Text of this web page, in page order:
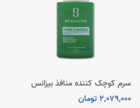
سرم کوچک کننده منافذ بیزانس
2,079,000 تومان